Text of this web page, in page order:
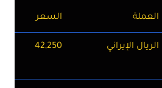
العملة السعر
الريال الإيراني 42,250